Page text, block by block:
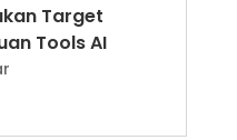
Target
Tools AI